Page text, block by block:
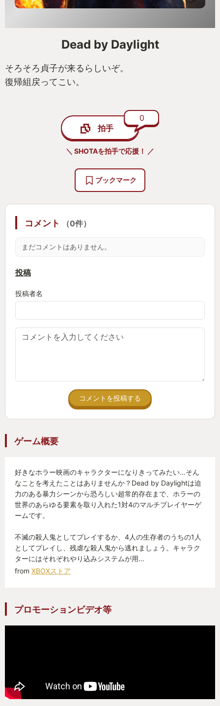
Dead by Daylight
そろそろ貞子が来るらしいぞ。
復帰組戻ってこい。
拍手
0
＼ SHOTAを拍手で応援！ ／
ブックマーク
コメント （0件）
まだコメントはありません。
投稿
投稿者名
コメントを投稿する
ゲーム概要
好きなホラー映画のキャラクターになりきってみたい…そん
なことを考えたことはありませんか？Dead by Daylightは迫
力のある暴力シーンから恐ろしい超常的存在まで、ホラーの
世界のあらゆる要素を取り入れた1対4のマルチプレイヤーゲ
ームです。
不滅の殺人鬼としてプレイするか、4人の生存者のうちの1人
としてプレイし、残虐な殺人鬼から逃れましょう。キャラク
ターにはそれぞれやり込みシステムが用…
from XBOXストア
プロモーションビデオ等